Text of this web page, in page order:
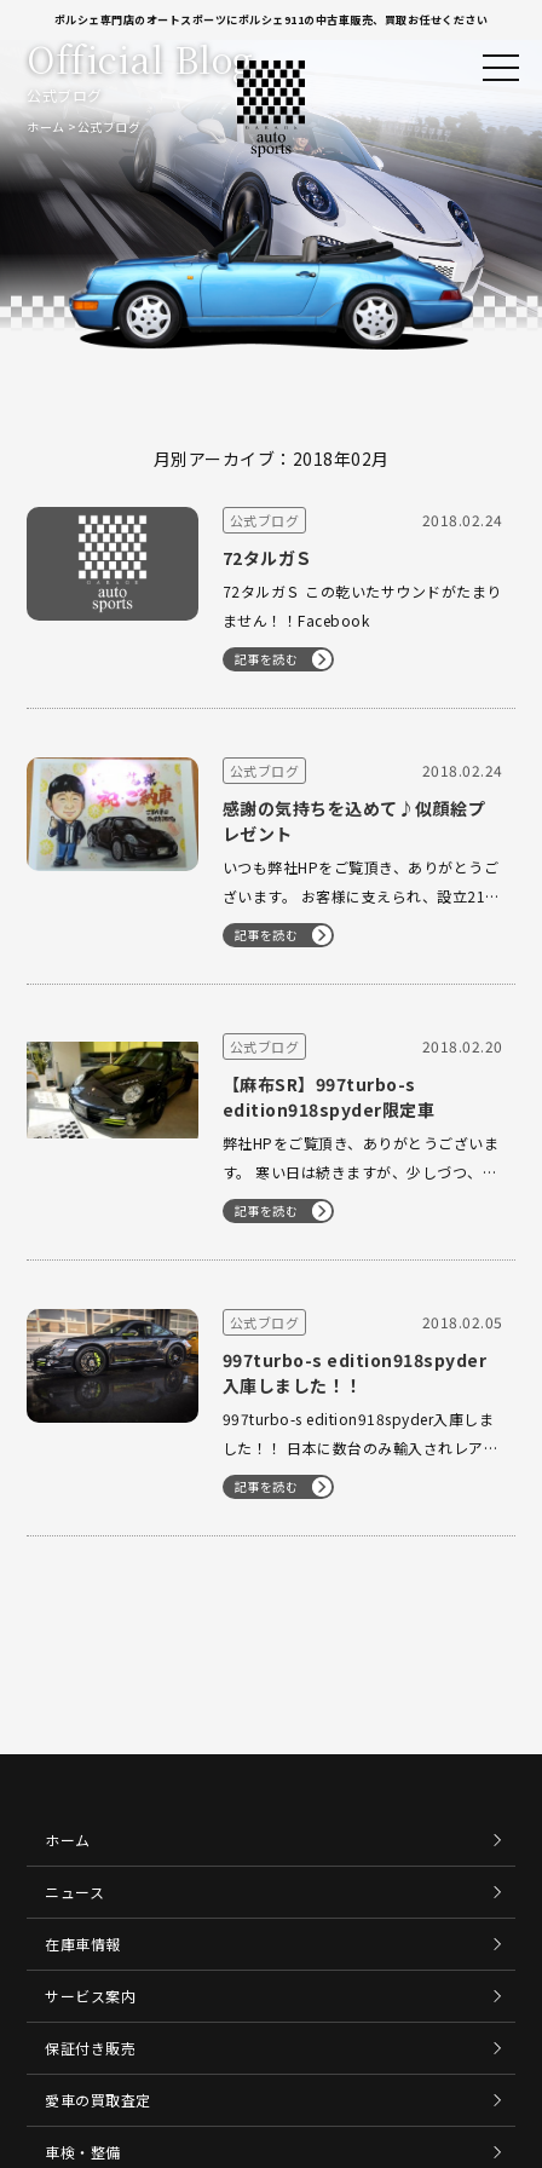
ポルシェ専門店のオートスポーツにポルシェ911の中古車販売、買取お任せください
公式ブログ
Official Blog
ホーム 公式ブログ
月別アーカイブ：2018年02月
公式ブログ 2018.02.24
72タルガＳ
72タルガＳ この乾いたサウンドがたまり
ません！！Facebook
記事を読む
公式ブログ 2018.02.24
感謝の気持ちを込めて♪似顔絵プ
レゼント
いつも弊社HPをご覧頂き、ありがとうご
ざいます。 お客様に支えられ、設立21年
目を迎えられました事、改めて御礼申し
上げます。ありがとうございます！ 感謝
の気持ちを込めて ご購入頂いたお客様に
(*^o^) ↑個人情報の観点から、ブ…
記事を読む
公式ブログ 2018.02.20
【麻布SR】997turbo-s
edition918spyder限定車
弊社HPをご覧頂き、ありがとうございま
す。 寒い日は続きますが、少しづつ、日
差しに春を感じる今日この頃ですね。 あ
～春が待ち遠しいです☺ 冬季オリンピ
ック真っ只中ですが 我がJAPAN 金メダ
㊗ &n…
記事を読む
公式ブログ 2018.02.05
997turbo-s edition918spyder
入庫しました！！
997turbo-s edition918spyder入庫しま
した！！ 日本に数台のみ輸入されレアな
車両です。Facebook…
記事を読む
ホーム
ニュース
在庫車情報
サービス案内
保証付き販売
愛車の買取査定
車検・整備